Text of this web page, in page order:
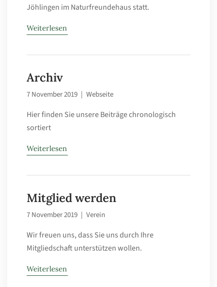
Jöhlingen im Naturfreundehaus statt.
Weiterlesen
Archiv
7 November 2019 | Webseite
Hier finden Sie unsere Beiträge chronologisch
sortiert
Weiterlesen
Mitglied werden
7 November 2019 | Verein
Wir freuen uns, dass Sie uns durch Ihre
Mitgliedschaft unterstützen wollen.
Weiterlesen